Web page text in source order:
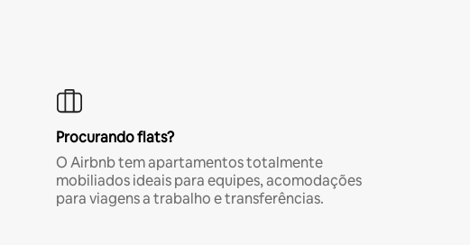
Procurando flats?
O Airbnb tem apartamentos totalmente
mobiliados ideais para equipes, acomodações
para viagens a trabalho e transferências.